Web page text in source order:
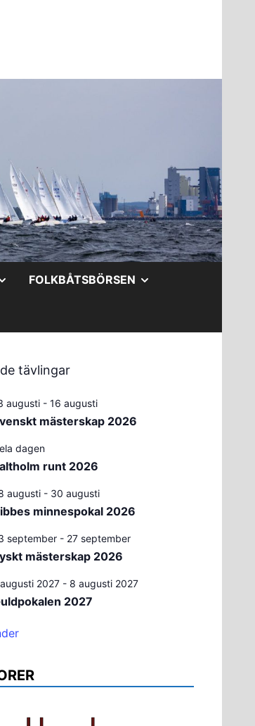
VISAFOLKBÅTSBÖRSEN
tävlingar
augusti - 16 augusti
mästerskap 2026
dagen
runt 2026
augusti - 30 augusti
minnespokal 2026
september - 27 september
mästerskap 2026
2027 - 8 augusti 2027
2027